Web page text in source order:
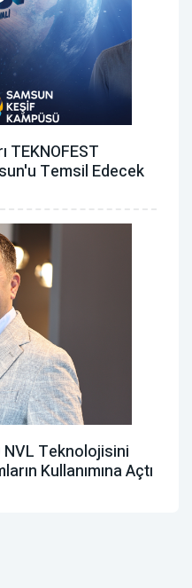
TEKNOFEST
Temsil Edecek
NVL Teknolojisini
Kullanımına Açtı